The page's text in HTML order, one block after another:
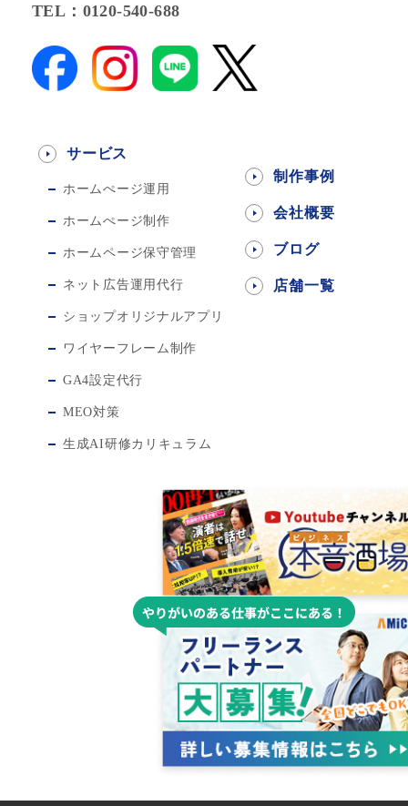
TEL：0120-540-688
サービス
ホームぺージ運用
ホームぺージ制作
ホームページ保守管理
ネット広告運用代行
ショップオリジナルアプリ
ワイヤーフレーム制作
GA4設定代行
MEO対策
生成AI研修カリキュラム
制作事例
会社概要
ブログ
店舗一覧